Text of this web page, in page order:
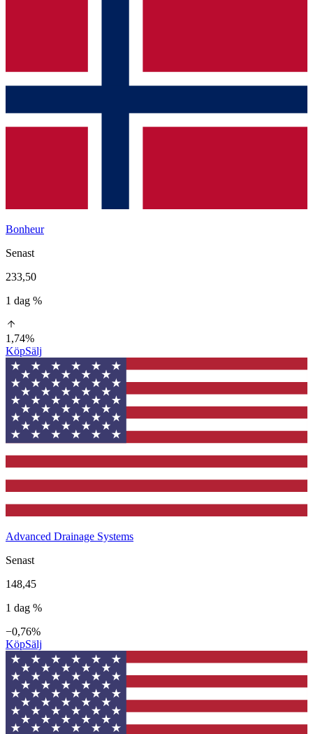
Bonheur
Senast
233,50
1 dag %
1,74%
KöpSälj
Advanced Drainage Systems
Senast
148,45
1 dag %
−0,76%
KöpSälj